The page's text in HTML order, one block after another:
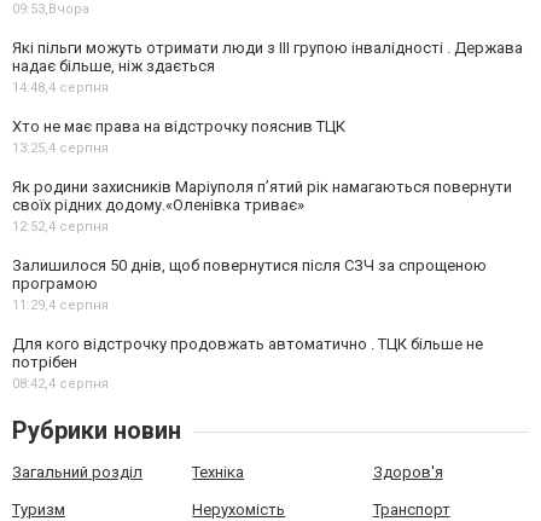
09:53,Вчора
Які пільги можуть отримати люди з III групою інвалідності . Держава
надає більше, ніж здається
14:48,4 серпня
Хто не має права на відстрочку пояснив ТЦК
13:25,4 серпня
Як родини захисників Маріуполя пʼятий рік намагаються повернути
своїх рідних додому.«Оленівка триває»
12:52,4 серпня
Залишилося 50 днів, щоб повернутися після СЗЧ за спрощеною
програмою
11:29,4 серпня
Для кого відстрочку продовжать автоматично . ТЦК більше не
потрібен
08:42,4 серпня
Рубрики новин
Загальний розділ Техніка Здоров'я
Туризм Нерухомість Транспорт